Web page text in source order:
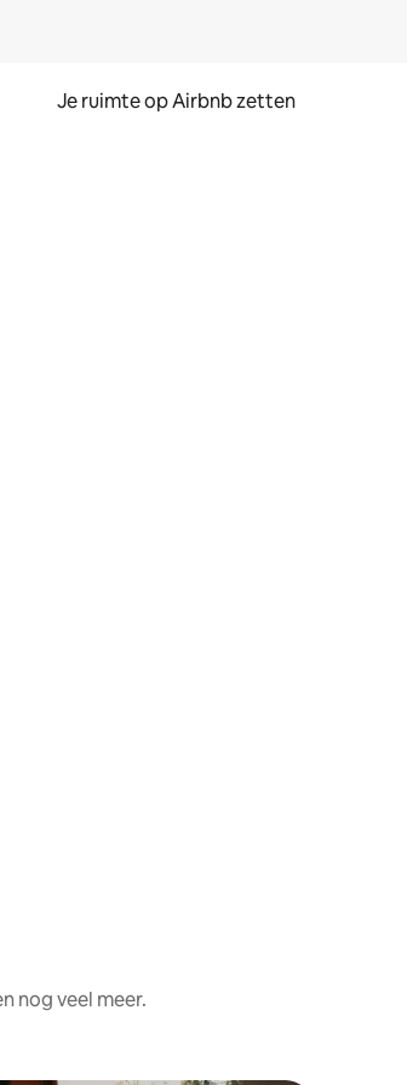
Je ruimte op Airbnb zetten
nog veel meer.